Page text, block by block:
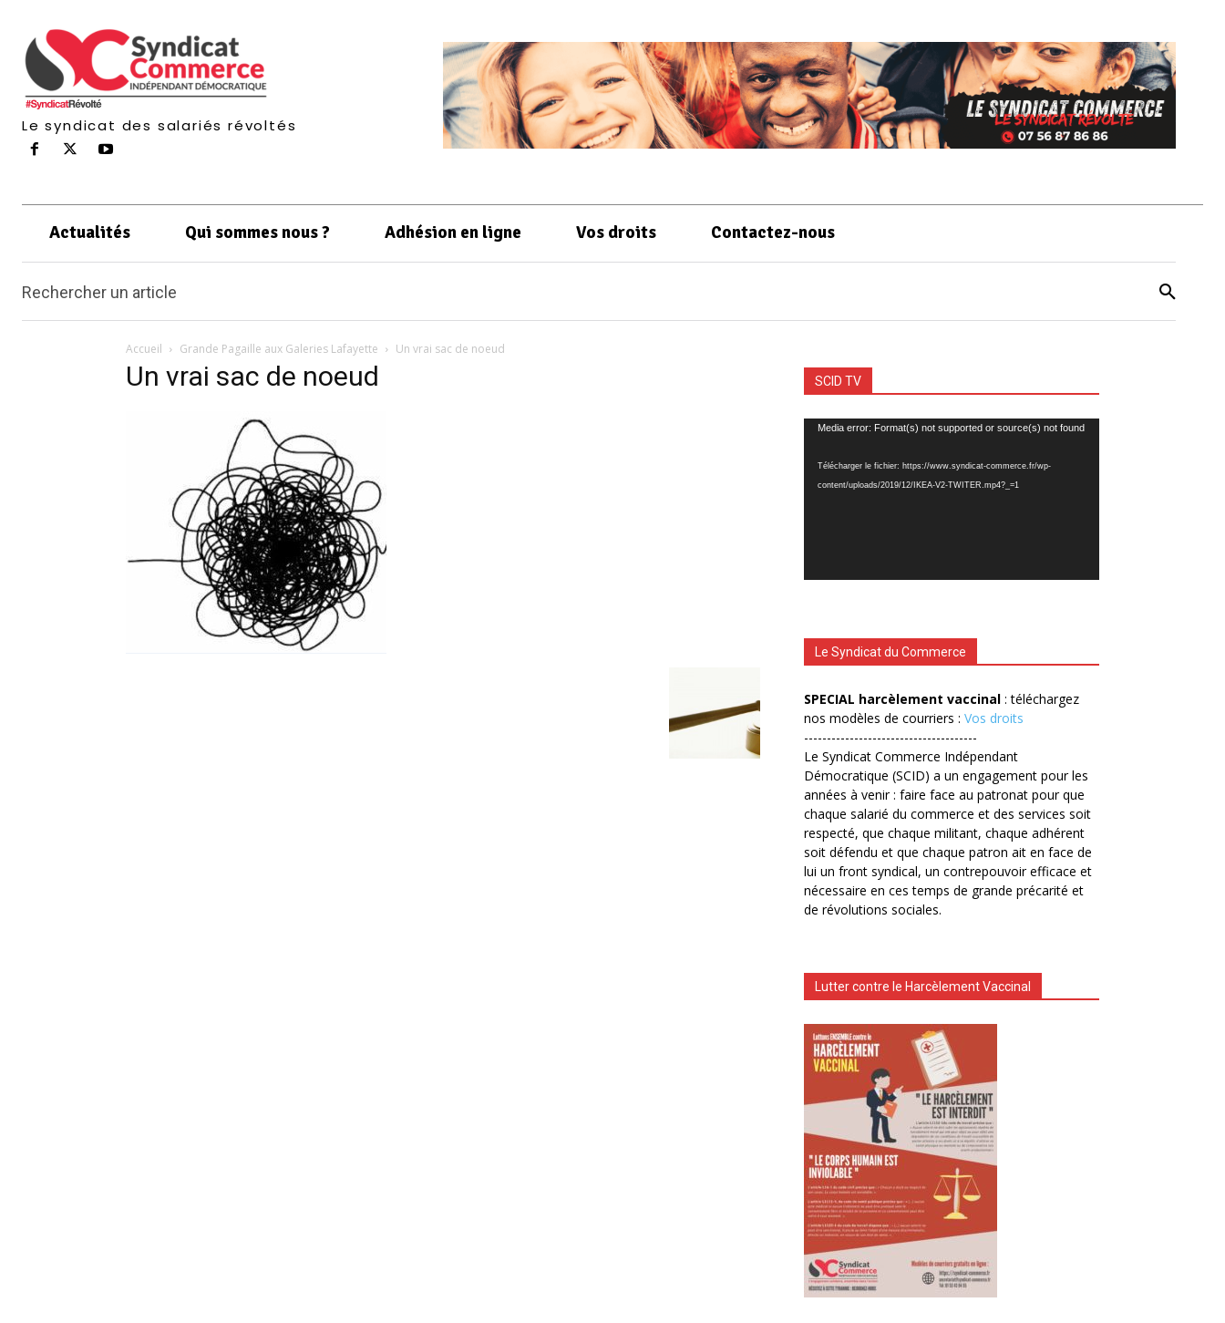
Le syndicat des salariés révoltés
Actualités Qui sommes nous ? Adhésion en ligne Vos droits Contactez-nous
Rechercher un article
Accueil Grande Pagaille aux Galeries Lafayette Un vrai sac de noeud
Un vrai sac de noeud SCID TV
Lecteur
Media error: Format(s) not supported or source(s) not found
Télécharger le fichier: https://www.syndicat-commerce.fr/wp-
content/uploads/2019/12/IKEA-V2-TWITER.mp4?_=1
Le Syndicat du Commerce
SPECIAL harcèlement vaccinal : téléchargez
nos modèles de courriers : Vos droits
--------------------------------------
Le Syndicat Commerce Indépendant
Démocratique (SCID) a un engagement pour les
années à venir : faire face au patronat pour que
chaque salarié du commerce et des services soit
respecté, que chaque militant, chaque adhérent
soit défendu et que chaque patron ait en face de
lui un front syndical, un contrepouvoir efficace et
nécessaire en ces temps de grande précarité et
de révolutions sociales.
Lutter contre le Harcèlement Vaccinal